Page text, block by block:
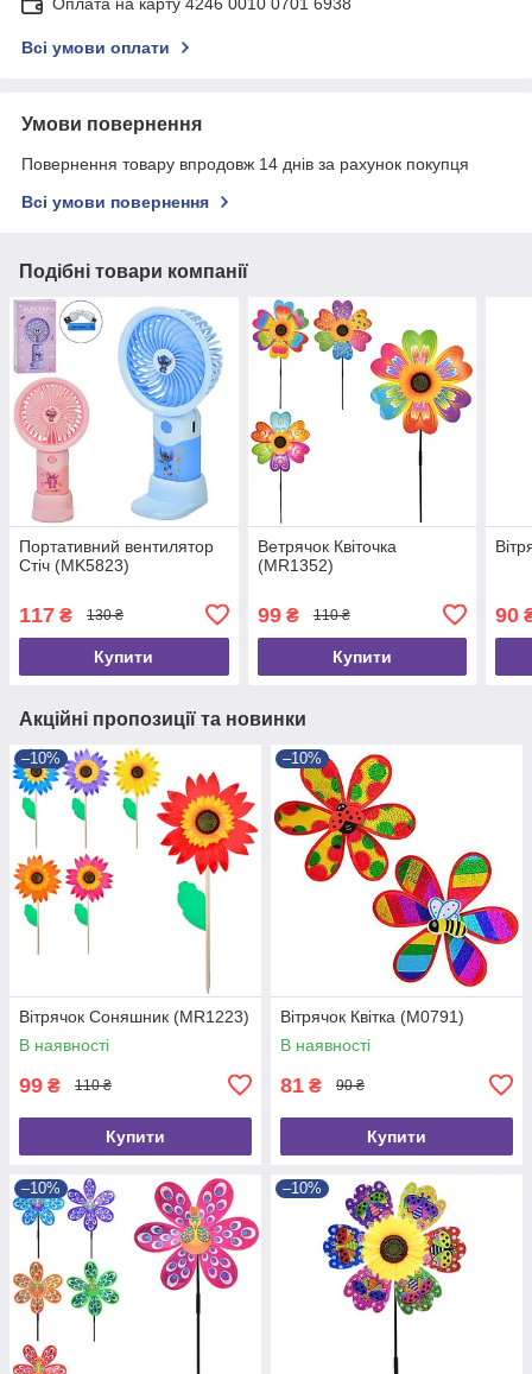
Оплата на карту 4246 0010 0701 6938
Всі умови оплати
Умови повернення
Повернення товару впродовж 14 днів за рахунок покупця
Всі умови повернення
Подібні товари компанії
Портативний вентилятор
Стіч (MK5823)
117 ₴ 130 ₴
Купити
Ветрячок Квіточка
(MR1352)
99₴ 110 ₴
Купити
90
Акційні пропозиції та новинки
–10%
Вітрячок Соняшник (MR1223)
В наявності
99 ₴ 110 ₴
Купити
–10%
Вітрячок Квітка (M0791)
В наявності
81 ₴ 90 ₴
Купити
–10% –10%